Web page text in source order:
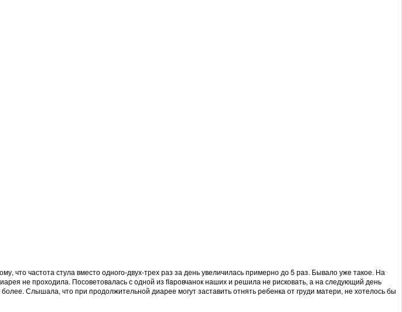
частота стула вместо одного-двух-трех раз за день увеличилась примерно до 5 раз. Бывало уже такое. На
не проходила. Посоветовалась с одной из flapовчанок наших и решила не рисковать, а на следующий день
Слышала, что при продолжительной диарее могут заставить отнять ребенка от груди матери, не хотелось бы